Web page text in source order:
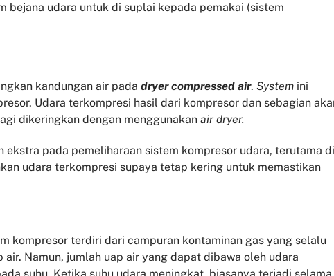
bejana udara untuk di suplai kepada pemakai (sistem
kandungan air pada dryer compressed air. System ini
Udara terkompresi hasil dari kompresor dan sebagian
dikeringkan dengan menggunakan air dryer.
pada pemeliharaan sistem kompresor udara, terutama di
udara terkompresi supaya tetap kering untuk memastikan
kompresor terdiri dari campuran kontaminan gas yang selalu
Namun, jumlah uap air yang dapat dibawa oleh udara